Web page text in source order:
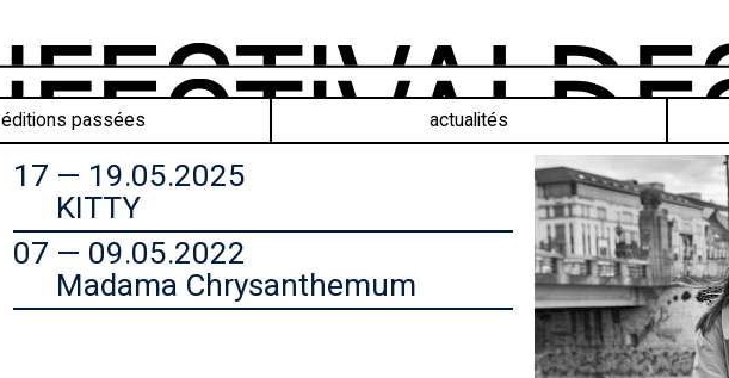
éditions passées actualités
17 — 19.05.2025
KITTY
07 — 09.05.2022
Madama Chrysanthemum